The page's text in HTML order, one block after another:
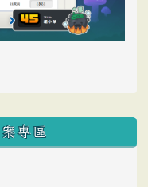
專區